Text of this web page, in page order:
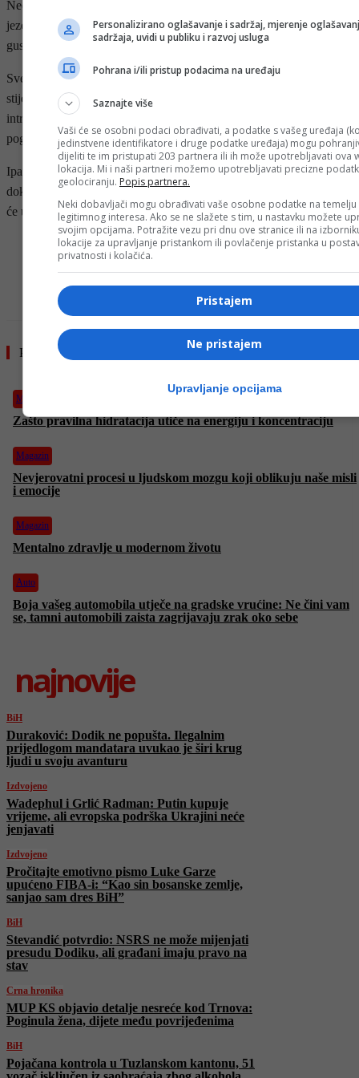
Nedavno istraživanje Curiosityja otkrilo je otiske valova u starom
jezeru, dokaz da je atmosfera prije 3,7 milijardi godina bila dovoljno
gusta i topla za postojanje otvorene vode.
Sve ove pojedinačne naznake, “leopardaste” mrlje, “koralske”
stijene, dugi organski lanci i valovi u suhom koritu, slažu se u
intrigantan mozaik i sugerišu da je Mars nekada imao uvjete
pogodne za život.
Ipak, nauka je stroga čuvarica istine, nijedna teorija bez čvrstih
dokaza. NASA pažljivo prati situaciju i planira buduće misije koje
će uzorkovati stijene i vratiti ih na Zemlju za detaljnu analizu.
- OGLAS -
Pročitajte još
Magazin
Zašto pravilna hidratacija utiče na energiju i koncentraciju
Magazin
Nevjerovatni procesi u ljudskom mozgu koji oblikuju naše misli
i emocije
Magazin
Mentalno zdravlje u modernom životu
Auto
Boja vašeg automobila utječe na gradske vrućine: Ne čini vam
se, tamni automobili zaista zagrijavaju zrak oko sebe
najnovije
BiH
Duraković: Dodik ne popušta. Ilegalnim
prijedlogom mandatara uvukao je širi krug
ljudi u svoju avanturu
Izdvojeno
Wadephul i Grlić Radman: Putin kupuje
vrijeme, ali evropska podrška Ukrajini neće
jenjavati
Izdvojeno
Pročitajte emotivno pismo Luke Garze
upućeno FIBA-i: “Kao sin bosanske zemlje,
sanjao sam dres BiH”
BiH
Stevandić potvrdio: NSRS ne može mijenjati
presudu Dodiku, ali građani imaju pravo na
stav
Crna hronika
MUP KS objavio detalje nesreće kod Trnova:
Poginula žena, dijete među povrijeđenima
BiH
Pojačana kontrola u Tuzlanskom kantonu, 51
Personalizirano oglašavanje i sadržaj, mjerenje
sadržaja, uvidi u publiku i razvoj usluga
Pohrana i/ili pristup podacima na uređaju
Saznajte više
Vaši će se osobni podaci obrađivati, a podatke s vašeg uređaja
jedinstvene identifikatore i druge podatke uređaja) mogu
dijeliti te im pristupati 203 partnera ili ih može upotrebljavati ova
lokacija. Mi i naši partneri možemo upotrebljavati precizne
geolociranju. Popis partnera.
Neki dobavljači mogu obrađivati vaše osobne podatke na temelju
legitimnog interesa. Ako se ne slažete s tim, u nastavku možete
svojim opcijama. Potražite vezu pri dnu ove stranice ili na
lokacije za upravljanje pristankom ili povlačenje pristanka u
privatnosti i kolačića.
Pristajem
Ne pristajem
Upravljanje opcijama